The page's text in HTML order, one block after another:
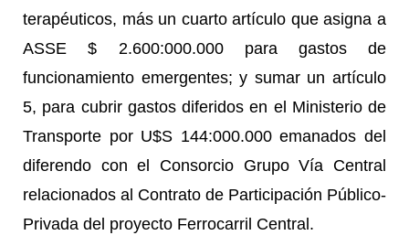
terapéuticos, más un cuarto artículo que asigna a
ASSE $ 2.600:000.000 para
gastos de
funcionamiento emergentes; y sumar un artículo
5, para cubrir gastos diferidos en el Ministerio de
Transporte por U$S 144:000.000 emanados del
diferendo con el Consorcio Grupo Vía Central
relacionados al Contrato de Participación Público-
Privada del proyecto Ferrocarril Central.